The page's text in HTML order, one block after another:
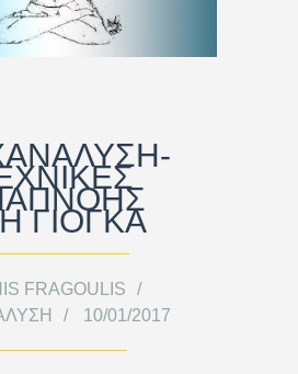
ΓΙΟΓΚΑ
FRAGOULIS
10/01/2017